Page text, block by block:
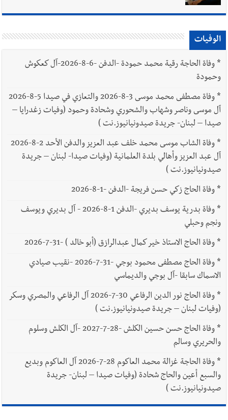
الوفيات
*
وفاة الحاجة رقية محمد حمودة -الدفن -6-8-2026-آل كعكوش
وحمودة
*
وفاة مصطفى محمد موسى 3-8-2026 والتعازي في صيدا 5-8-2026
آل موسى وناصر وشهاب والشحوري وشحادة وحمود (وفيات زغدرايا –
صيدا – لبنان- جريدة صيدونيانيوز.نت )
*
وفاة الشاب موسى محمد خلف عبد العزيز والدفن الأحد 2-8-2026
آل عبد العزيز وأهالي بلدة العلمانية (وفيات صيدا- لبنان – جريدة
صيدونيانيوز.نت )
*وفاة الحاج زكي حسن فريجة -الدفن -1-8-2026
*
وفاة بدرية يوسف بديري -الدفن 1-8-2026 - آل بديري ويوسف
ونجم وحبلي
*وفاة الحاج الاستاذ خير كمال عبدالرازق (أبو خالد ) -31-7-2026
*
وفاة الحاج مصطفى محمود بوجي -31-7-2026 -نقيب صيادي
الاسماك سابقا -آل بوجي والديماسي
*
وفاة الحاج نور الدين الرفاعي 30-7-2026 آل الرفاعي والمصري وسكر
(وفيات لبنان – جريدة صيدونيانيوز.نت )
*
وفاة الحاج حسن حسين الكلش -28-7-2027 -آل الكلش وسلوم
والحريري وسالم
*
وفاة الحاجة غزالة محمد العاكوم 28-7-2026 آل العاكوم وبديع
والسبع أعين والحاج شحادة (وفيات صيدا – لبنان- جريدة
صيدونيانيوز.نت )